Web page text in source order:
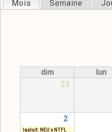
Onglets
Mois (onglet actif)
Semaine
dim lun
23
2
Iqaluit: NEU x NTFL